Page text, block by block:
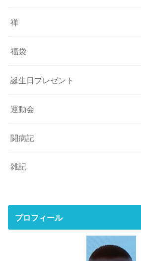
禅
福袋
誕生日プレゼント
運動会
闘病記
雑記
プロフィール